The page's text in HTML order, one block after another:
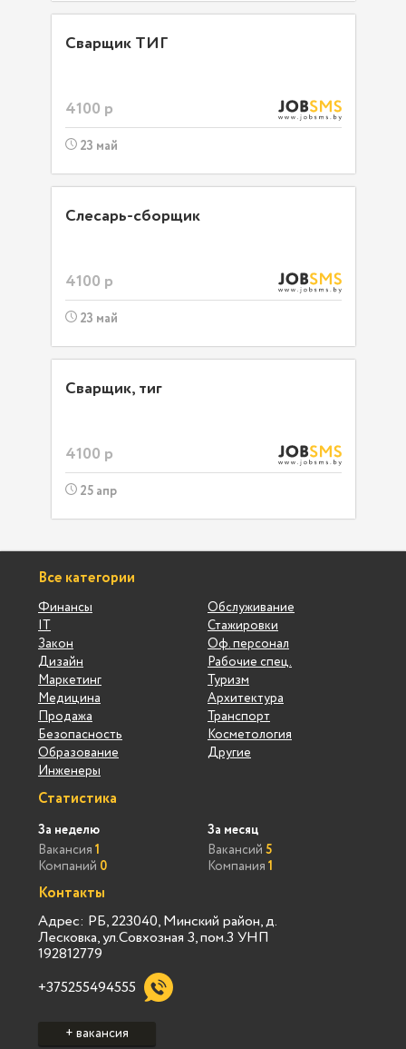
Сварщик ТИГ
4100 р
23 май
Слесарь-сборщик
4100 р
23 май
Сварщик, тиг
4100 р
25 апр
Все категории
Финансы
IT
Закон
Дизайн
Маркетинг
Медицина
Продажа
Безопасность
Образование
Инженеры
Обслуживание
Стажировки
Оф. персонал
Рабочие спец.
Туризм
Архитектура
Транспорт
Косметология
Другие
Статистика
За неделю
Вакансия 1
Компаний 0
За месяц
Вакансий 5
Компания 1
Контакты
Адрес: РБ, 223040, Минский район, д.
Лесковка, ул.Совхозная 3, пом.3 УНП
192812779
+375255494555
+ вакансия